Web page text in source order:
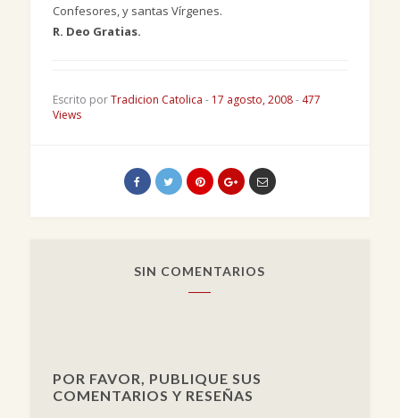
Confesores, y santas Vírgenes.
R. Deo Gratias.
Escrito porTradicion Catolica - 17 agosto, 2008- 477
Views
SIN COMENTARIOS
POR FAVOR, PUBLIQUE SUS
COMENTARIOS Y RESEÑAS